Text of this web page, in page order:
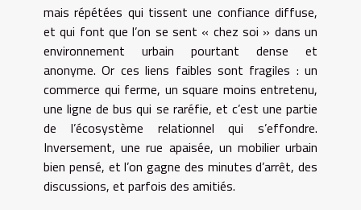
mais répétées qui tissent une confiance diffuse,
et qui font que l’on se sent « chez soi » dans un
environnement urbain pourtant dense et
anonyme. Or ces liens faibles sont fragiles : un
commerce qui ferme, un square moins entretenu,
une ligne de bus qui se raréfie, et c’est une partie
de l’écosystème relationnel qui s’effondre.
Inversement, une rue apaisée, un mobilier urbain
bien pensé, et l’on gagne des minutes d’arrêt, des
discussions, et parfois des amitiés.